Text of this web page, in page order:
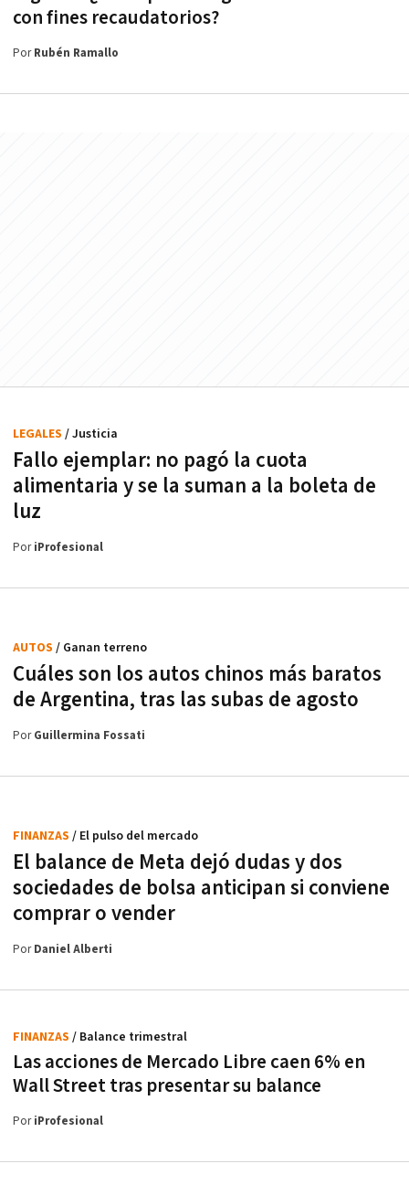
con fines recaudatorios?
PorRubén Ramallo
Fallo ejemplar: no pagó la cuota
alimentaria y se la suman a la boleta de
luz
LEGALES / Justicia
PoriProfesional
Cuáles son los autos chinos más baratos
de Argentina, tras las subas de agosto
AUTOS / Ganan terreno
PorGuillermina Fossati
El balance de Meta dejó dudas y dos
sociedades de bolsa anticipan si conviene
comprar o vender
FINANZAS / El pulso del mercado
PorDaniel Alberti
Las acciones de Mercado Libre caen 6% en
Wall Street tras presentar su balance
FINANZAS / Balance trimestral
PoriProfesional